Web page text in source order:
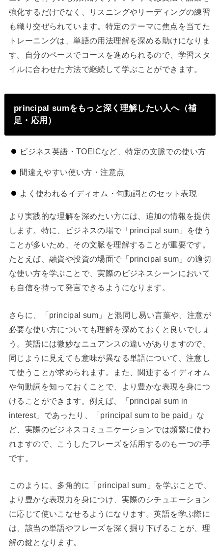
強化するだけでなく、リスニングやリーディングの練習
も織り交ぜられています。特定のテーマに焦点を当てた
トレーニングは、単語の用法理解を深める助けになりま
す。自分のペースでコースを進められるので、学習スタ
イルに合わせた方法で継続して学ぶことができます。
principal sumをもっと深く理解したい人へ（補
足・応用）
ビジネス英語・TOEICなど、特定の文脈での使い方
間違えやすい使い方・注意点
よく使われるイディオム・句動詞とのセット表現
より実践的な理解を深めたい方には、追加の情報を提供
します。特に、ビジネスの場で「principal sum」を使う
ことが多いため、その文脈を理解することが重要です。
たとえば、融資や投資の場面で「principal sum」の適切
な使い方を学ぶことで、実際のビジネスシーンにおいて
も自信を持って発言できるようになります。
さらに、「principal sum」と混同し易い言葉や、注意が
必要な使い方についても理解を深めておくと良いでしょ
う。英語には微妙なニュアンスの違いがありますので、
同じように見えても意味が異なる単語について、注意し
て使うことが求められます。また、関連するイディオム
や句動詞を知っておくことで、より豊かな表現を身につ
けることができます。例えば、「principal sum in
interest」であったり、「principal sum to be paid」な
ど、実際のビジネスコミュニケーションでは頻繁に使わ
れますので、こうしたフレーズを活用するのも一つの手
です。
このように、多角的に「principal sum」を学ぶことで、
より豊かな表現力を身につけ、実際のシチュエーション
に応じて使いこなせるようになります。英語を学ぶ際に
は、該当の単語やフレーズを深く掘り下げることが、理
解の鍵となります。